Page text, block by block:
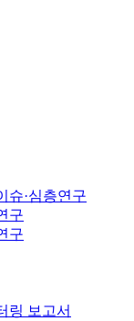
슈·심층연구
구
구
링 보고서